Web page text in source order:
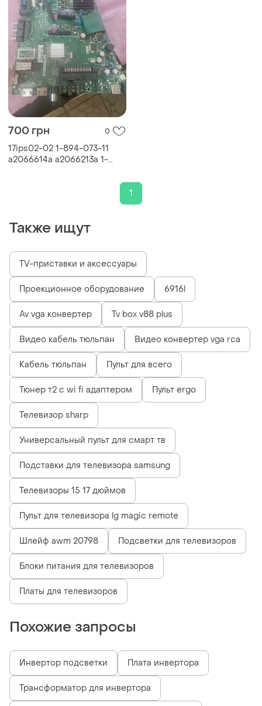
700 грн 0
17ips02-02 1-894-073-11
a2066614a a2066213a 1-
1
Также ищут
TV-приставки и аксессуары
Проекционное оборудование 6916l
Av vga конвертер Tv box v88 plus
Видео кабель тюльпан Видео конвертер vga rca
Кабель тюльпан Пульт для всего
Тюнер т2 с wi fi адаптером Пульт ergo
Телевизор sharp
Универсальный пульт для смарт тв
Подставки для телевизора samsung
Телевизоры 15 17 дюймов
Пульт для телевизора lg magic remote
Шлейф awm 20798 Подсветки для телевизоров
Блоки питания для телевизоров
Платы для телевизоров
Похожие запросы
Инвертор подсветки Плата инвертора
Трансформатор для инвертора